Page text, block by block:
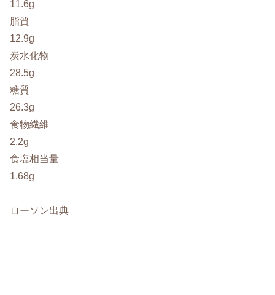
11.6g
脂質
12.9g
炭水化物
28.5g
糖質
26.3g
食物繊維
2.2g
食塩相当量
1.68g
ローソン出典